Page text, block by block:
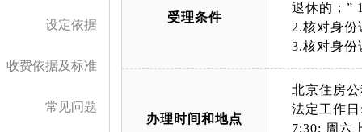
设定依据
收费依据及标准
常见问题
受理条件
退休的；”
2.核对身
3.核对身份
办理时间和地点
北京住房
法定工作
7:30; 周六